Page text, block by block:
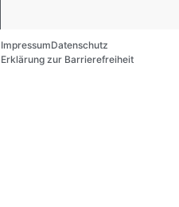
ImpressumDatenschutz
Erklärung zur Barrierefreiheit